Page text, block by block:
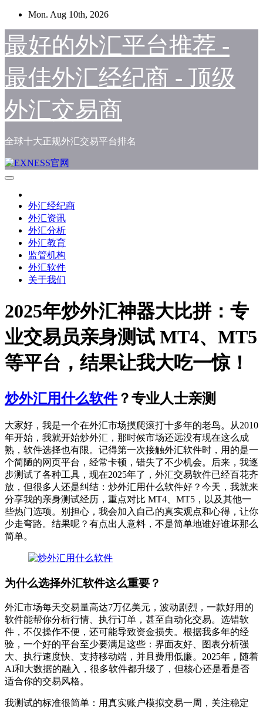
Skip
content
Mon. Aug 10th, 2026
最好的外汇平台推荐 -
最佳外汇经纪商 - 顶级
外汇交易商
全球十大正规外汇交易平台排名
外汇经纪商
外汇资讯
外汇分析
外汇教育
监管机构
外汇软件
关于我们
2025年炒外汇神器大比拼：专
业交易员亲身测试 MT4、MT5
等平台，结果让我大吃一惊！
炒外汇用什么软件？专业人士亲测
大家好，我是一个在外汇市场摸爬滚打十多年的老鸟。从2010
年开始，我就开始炒外汇，那时候市场还远没有现在这么成
熟，软件选择也有限。记得第一次接触外汇软件时，用的是一
个简陋的网页平台，经常卡顿，错失了不少机会。后来，我逐
步测试了各种工具，现在2025年了，外汇交易软件已经百花齐
放，但很多人还是纠结：炒外汇用什么软件好？今天，我就来
分享我的亲身测试经历，重点对比 MT4、MT5，以及其他一
些热门选项。别担心，我会加入自己的真实观点和心得，让你
少走弯路。结果呢？有点出人意料，不是简单地谁好谁坏那么
简单。
为什么选择外汇软件这么重要？
外汇市场每天交易量高达7万亿美元，波动剧烈，一款好用的
软件能帮你分析行情、执行订单，甚至自动化交易。选错软
件，不仅操作不便，还可能导致资金损失。根据我多年的经
验，一个好的平台至少要满足这些：界面友好、图表分析强
大、执行速度快、支持移动端，并且费用低廉。2025年，随着
AI和大数据的融入，很多软件都升级了，但核心还是看是否
适合你的交易风格。
我测试的标准很简单：用真实账户模拟交易一周，关注稳定